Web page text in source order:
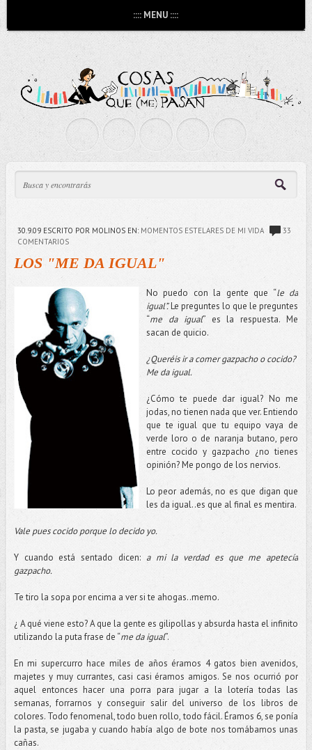
:::: MENU ::::
30.9.09ESCRITO POR MOLINOS EN: MOMENTOS ESTELARES DE MI VIDA
33
COMENTARIOS
LOS "ME DA IGUAL"
No puedo con la gente que “le da
igual”.Le preguntes lo que le preguntes
“me da igual” es la respuesta. Me
sacan de quicio.
¿Queréis ir a comer gazpacho o cocido?
Me da igual.
¿Cómo te puede dar igual? No me
jodas, no tienen nada que ver. Entiendo
que te igual que tu equipo vaya de
verde loro o de naranja butano, pero
entre cocido y gazpacho ¿no tienes
opinión? Me pongo de los nervios.
Lo peor además, no es que digan que
les da igual..es que al final es mentira.
Vale pues cocido porque lo decido yo.
Y cuando está sentado dicen: a mi la verdad es que me apetecía
gazpacho.
Te tiro la sopa por encima a ver si te ahogas..memo.
¿ A qué viene esto? A que la gente es gilipollas y absurda hasta el infinito
utilizando la puta frase de “me da igual”.
En mi supercurro hace miles de años éramos 4 gatos bien avenidos,
majetes y muy currantes, casi casi éramos amigos. Se nos ocurrió por
aquel entonces hacer una porra para jugar a la lotería todas las
semanas, forrarnos y conseguir salir del universo de los libros de
colores. Todo fenomenal, todo buen rollo, todo fácil. Éramos 6, se ponía
la pasta, se jugaba y cuando había algo de bote nos tomábamos unas
cañas.